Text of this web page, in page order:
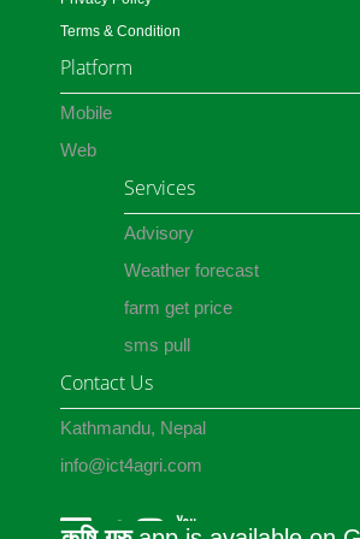
Terms & Condition
Platform
Mobile
Web
Services
Advisory
Weather forecast
farm get price
sms pull
Contact Us
Kathmandu, Nepal
info@ict4agri.com